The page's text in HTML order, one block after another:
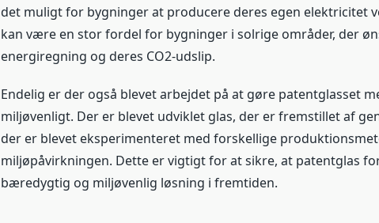
det muligt for bygninger at producere deres egen elektricitet
kan være en stor fordel for bygninger i solrige områder, der
energiregning og deres CO2-udslip.
Endelig er der også blevet arbejdet på at gøre patentglasset
miljøvenligt. Der er blevet udviklet glas, der er fremstillet af
der er blevet eksperimenteret med forskellige
miljøpåvirkningen. Dette er vigtigt for at sikre, at patentglas
bæredygtig og miljøvenlig løsning i fremtiden.